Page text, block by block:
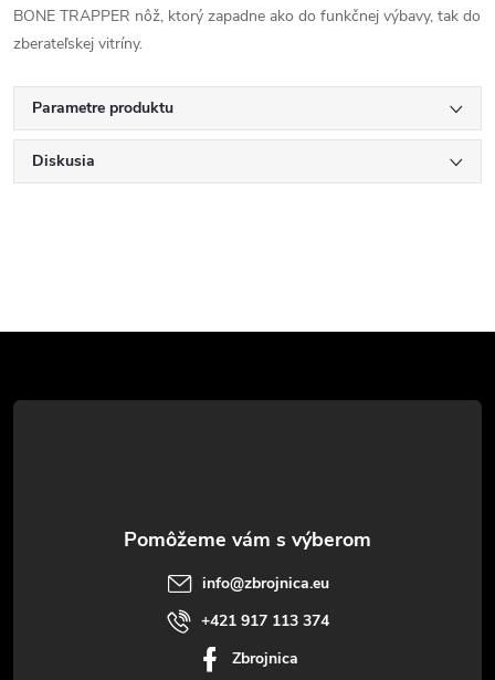
BONE TRAPPER nôž, ktorý zapadne ako do funkčnej výbavy, tak do
zberateľskej vitríny.
Parametre produktu
Diskusia
á
info@zbrojnica.eu
+421 917 113 374
Zbrojnica